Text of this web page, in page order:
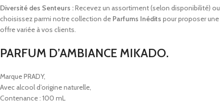
Diversité des Senteurs :Recevez un assortiment (selon disponibilité) ou
choisissez parmi notre collection de Parfums Inédits pour proposer une
offre variée à vos clients.
PARFUM D’AMBIANCE MIKADO.
Marque PRADY,
Avec alcool d’origine naturelle,
Contenance : 100 mL